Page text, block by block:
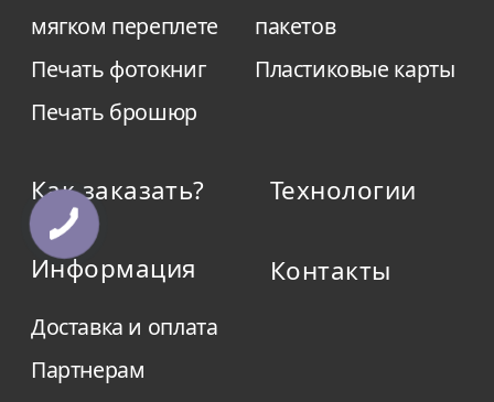
мягком переплете
Печать фотокниг
Печать брошюр
пакетов
Пластиковые карты
Как заказать?
Информация
Доставка и оплата
Партнерам
Технологии
Контакты